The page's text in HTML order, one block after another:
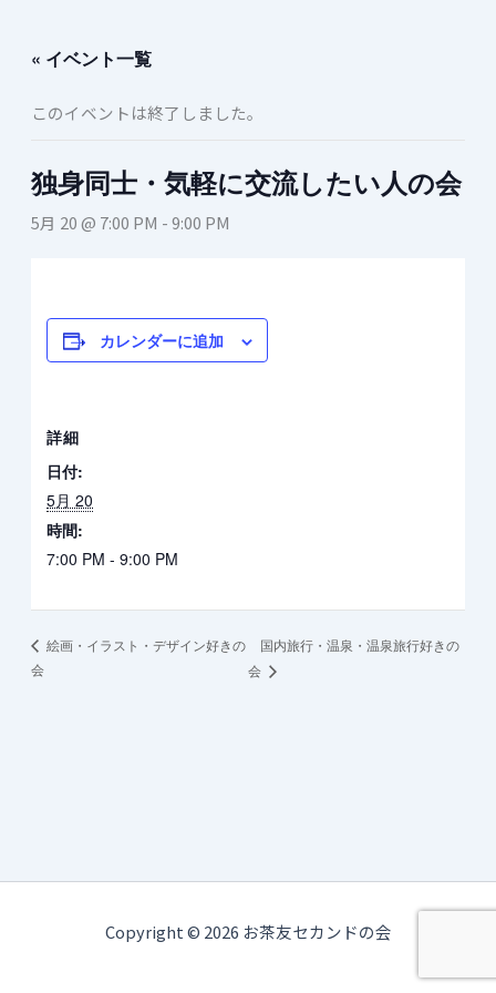
« イベント一覧
このイベントは終了しました。
独身同士・気軽に交流したい人の会
5月 20 @ 7:00 PM -9:00 PM
カレンダーに追加
詳細
日付:
5月 20
時間:
7:00 PM - 9:00 PM
絵画・イラスト・デザイン好きの
会
国内旅行・温泉・温泉旅行好きの
会
Copyright © 2026 お茶友セカンドの会